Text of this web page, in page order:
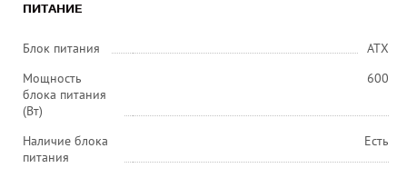
ПИТАНИЕ
Блок питания
ATX
Мощность
блока питания
(Вт)
600
Наличие блока
питания
Есть